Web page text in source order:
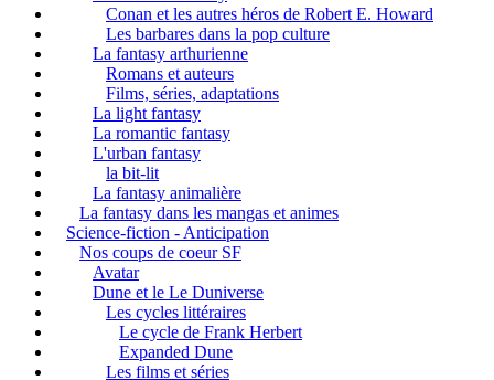
Conan et les autres héros de Robert E. Howard
Les barbares dans la pop culture
La fantasy arthurienne
Romans et auteurs
Films, séries, adaptations
La light fantasy
La romantic fantasy
L'urban fantasy
la bit-lit
La fantasy animalière
La fantasy dans les mangas et animes
Science-fiction - Anticipation
Nos coups de coeur SF
Avatar
Dune et le Le Duniverse
Les cycles littéraires
Le cycle de Frank Herbert
Expanded Dune
Les films et séries